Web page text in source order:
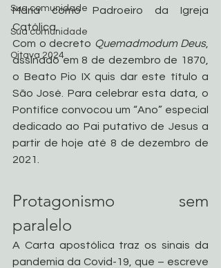
Sua comunidade
Sua comunidade
Oitava 2024
Maria como Padroeiro da Igreja
Católica.
Com o decreto Quemadmodum Deus,
assinado em 8 de dezembro de 1870,
o Beato Pio IX quis dar este título a
São José. Para celebrar esta data, o
Pontífice convocou um “Ano” especial
dedicado ao Pai putativo de Jesus a
partir de hoje até 8 de dezembro de
2021.
Protagonismo sem
paralelo
A Carta apostólica traz os sinais da
pandemia da Covid-19, que – escreve